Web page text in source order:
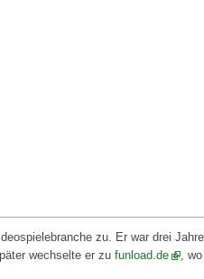
zu. Er war drei
wechselte er zu funload.de
,